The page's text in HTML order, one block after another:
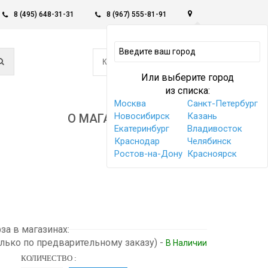
8 (495) 648-31-31 8 (967) 555-81-91
Или выберите город
из списка:
Москва
Санкт-Петербург
Новосибирск
Казань
Екатеринбург
Владивосток
Краснодар
Челябинск
Ростов-на-Дону Красноярск
КОРЗИНА -
0
О МАГАЗИНЕ
в магазинах:
по предварительному заказу) - В Наличии
КОЛИЧЕСТВО :